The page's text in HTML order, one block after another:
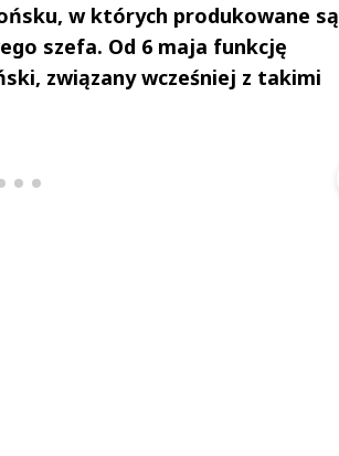
w których produkowane są
szefa. Od 6 maja funkcję
związany wcześniej z takimi